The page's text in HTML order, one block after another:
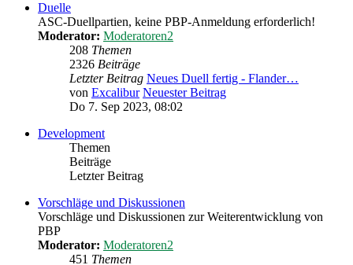
Duelle
ASC-Duellpartien, keine PBP-Anmeldung erforderlich!
Moderator: Moderatoren2
208 Themen
2326 Beiträge
Letzter Beitrag Neues Duell fertig - Flander…
von Excalibur Neuester Beitrag
Do 7. Sep 2023, 08:02
Development
Themen
Beiträge
Letzter Beitrag
Vorschläge und Diskussionen
Vorschläge und Diskussionen zur Weiterentwicklung von
PBP
Moderator: Moderatoren2
451 Themen